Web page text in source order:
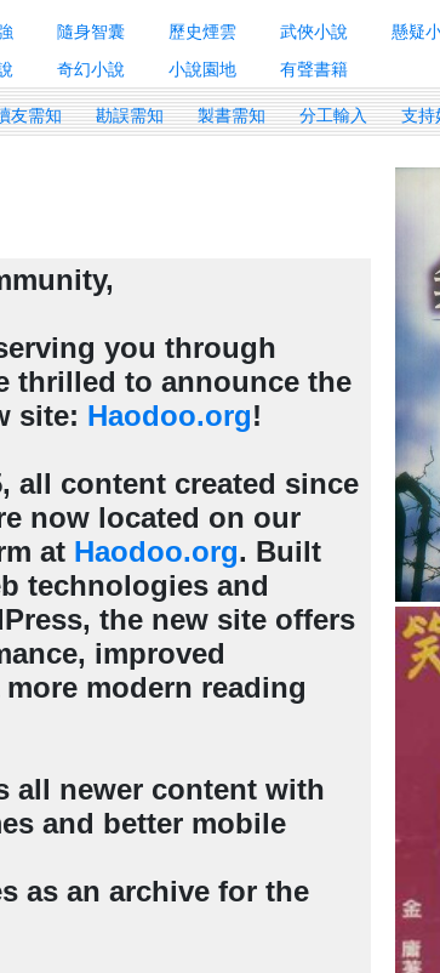
隨身智囊 歷史煙雲 武俠小說
懸疑
奇幻小說 小說園地 有聲書籍
友需知 勘誤需知 製書需知 分工輸入 支持
you through
thrilled to announce the
site: Haodoo.org!
all content created since
now located on our
at Haodoo.org. Built
technologies and
the new site offers
improved
modern reading
all newer content with
and better mobile
as an archive for the